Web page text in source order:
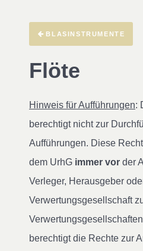
BLASINSTRUMENTE
Flöte
Hinweis für Aufführungen:
berechtigt nicht zur
Aufführungen. Diese
dem UrhG immer vor der
Verleger, Herausgeber
Verwertungsgesellschaft
berechtigt die Rechte zur